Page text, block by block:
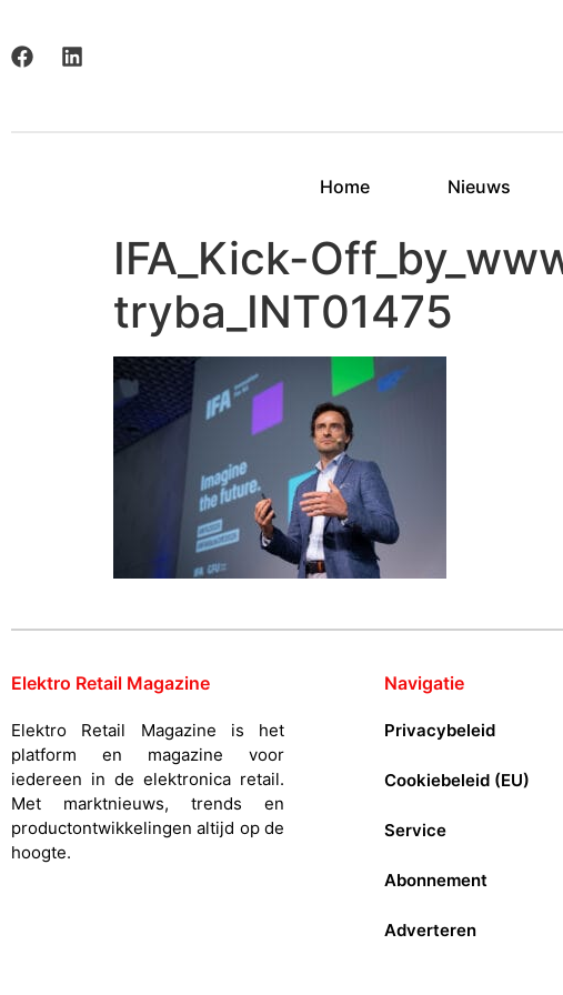
Home Nieuws
IFA_Kick-
tryba_INT01475
Elektro Retail Magazine Navigatie
Elektro Retail Magazine is het
platform en magazine voor
iedereen in de elektronica retail.
Met marktnieuws, trends en
productontwikkelingen altijd op de
hoogte.
Privacybeleid
Cookiebeleid (EU)
Service
Abonnement
Adverteren